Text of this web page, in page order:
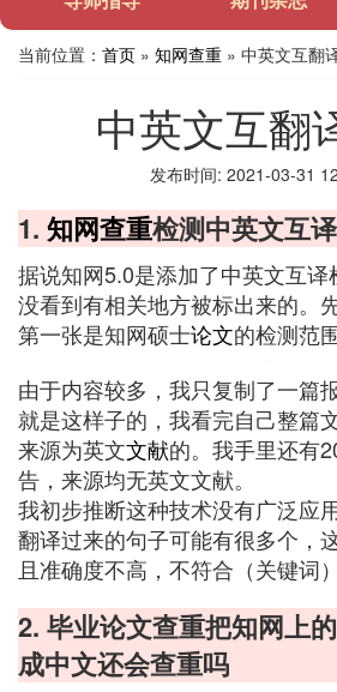
当前位置： 首页 » 知网查重 » 中英文互翻
中英文互翻
发布时间: 2021-03-31
1. 知网查重检测中英文互
据说知网5.0是添加了中英文互译
没看到有相关地方被标出来的。
第一张是知网硕士论文的检测范
由于内容较多，我只复制了一篇
就是这样子的，我看完自己整篇
来源为英文文献的。我手里还有
告，来源均无英文文献。
我初步推断这种技术没有广泛应
翻译过来的句子可能有很多个，
且准确度不高，不符合（关键词
2. 毕业论文查重把知网上
成中文还会查重吗